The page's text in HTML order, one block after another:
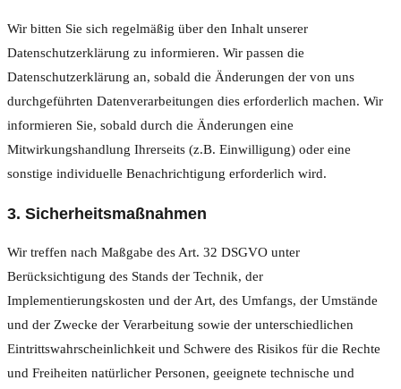
Wir bitten Sie sich regelmäßig über den Inhalt unserer
Datenschutzerklärung zu informieren. Wir passen die
Datenschutzerklärung an, sobald die Änderungen der von uns
durchgeführten Datenverarbeitungen dies erforderlich machen. Wir
informieren Sie, sobald durch die Änderungen eine
Mitwirkungshandlung Ihrerseits (z.B. Einwilligung) oder eine
sonstige individuelle Benachrichtigung erforderlich wird.
3. Sicherheitsmaßnahmen
Wir treffen nach Maßgabe des Art. 32 DSGVO unter
Berücksichtigung des Stands der Technik, der
Implementierungskosten und der Art, des Umfangs, der Umstände
und der Zwecke der Verarbeitung sowie der unterschiedlichen
Eintrittswahrscheinlichkeit und Schwere des Risikos für die Rechte
und Freiheiten natürlicher Personen, geeignete technische und